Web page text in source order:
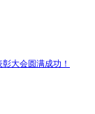
大会圆满成功！